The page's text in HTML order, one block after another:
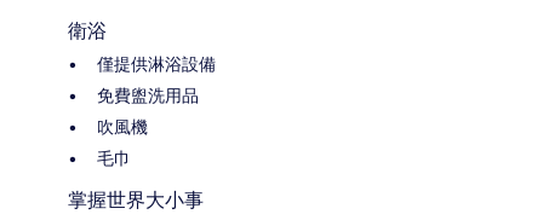
衛浴
僅提供淋浴設備
免費盥洗用品
吹風機
毛巾
掌握世界大小事